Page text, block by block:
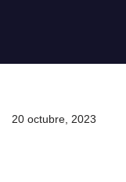
al
20 octubre, 2023